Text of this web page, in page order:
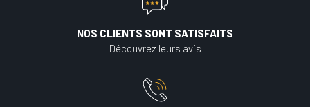
NOS CLIENTS SONT SATISFAITS
Découvrez leurs avis